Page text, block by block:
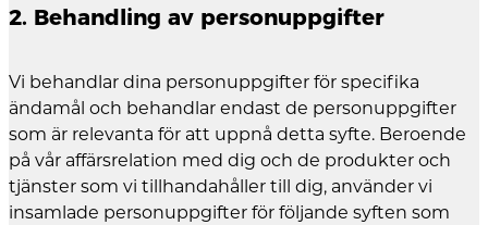
2. Behandling av personuppgifter
Vi behandlar dina personuppgifter för specifika
ändamål och behandlar endast de personuppgifter
som är relevanta för att uppnå detta syfte. Beroende
på vår affärsrelation med dig och de produkter och
tjänster som vi tillhandahåller till dig, använder vi
insamlade personuppgifter för följande syften som